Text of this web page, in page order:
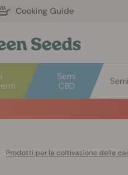
Cooking Guide
Semi
CBD
Prodotti per la coltivazione della